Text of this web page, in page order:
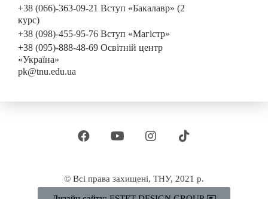
+38 (066)-363-09-21 Вступ «Бакалавр» (2
курс)
+38 (098)-455-95-76 Вступ «Магістр»
+38 (095)-888-48-69 Освітній центр
«Україна»
pk@tnu.edu.ua
© Всі права захищені, ТНУ, 2021 р.